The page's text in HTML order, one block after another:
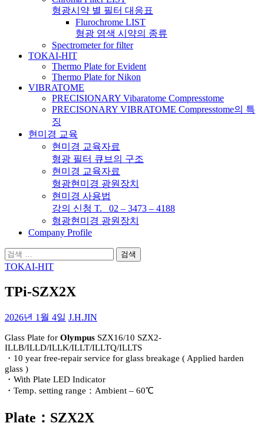
형광시약 별 필터 대응표
Flurochrome LIST
형광 염색 시약의 종류
Spectrometer for filter
TOKAI-HIT
Thermo Plate for Evident
Thermo Plate for Nikon
VIBRATOME
PRECISIONARY Vibaratome Compresstome
PRECISONARY VIBRATOME Compresstome의 특
징
현미경 교육
현미경 교육자료
형광 필터 큐브의 구조
현미경 교육자료
형광현미경 광원장치
현미경 사용법
강의 신청 T. 02 – 3473 – 4188
형광현미경 광원장치
Company Profile
검
색:
TOKAI-HIT
TPi-SZX2X
2026년 1월 4일 J.H.JIN
Glass Plate for Olympus SZX16/10 SZX2-
ILLB/ILLD/ILLK/ILLT/ILLTQ/ILLTS
・10 year free-repair service for glass breakage ( Applied harden
glass )
・With Plate LED Indicator
・Temp. setting range：Ambient – 60℃
Plate：SZX2X